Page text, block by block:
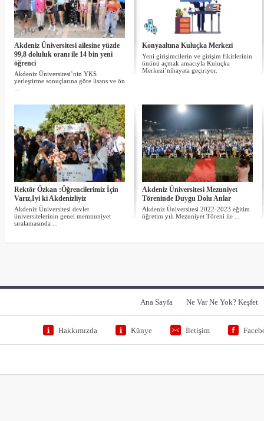
Akdeniz Üniversitesi ailesine yüzde
99,8 doluluk oranı ile 14 bin yeni
öğrenci
Akdeniz Üniversitesi’nin YKS
yerleştirme sonuçlarına göre lisans ve ön
Konyaaltına Kuluçka Merkezi
Yeni girişimcilerin ve girişim fikirlerinin
önünü açmak amacıyla Kuluçka
Merkezi’nihayata geçiriyor.
Rektör Özkan :Öğrencilerimiz İçin
Varız,Iyi ki Akdenizliyiz
Akdeniz Üniversitesi devlet
üniversitelerinin genel memnuniyet
sıralamasında ...
Akdeniz Üniversitesi Mezuniyet
Töreninde Duygu Dolu Anlar
Akdeniz Üniversitesi 2022-2023 eğitim
öğretim yılı Mezuniyet Töreni ile ...
Ana Sayfa Ne Var Ne Yok? Keşfet
Hakkımızda Künye İletişim